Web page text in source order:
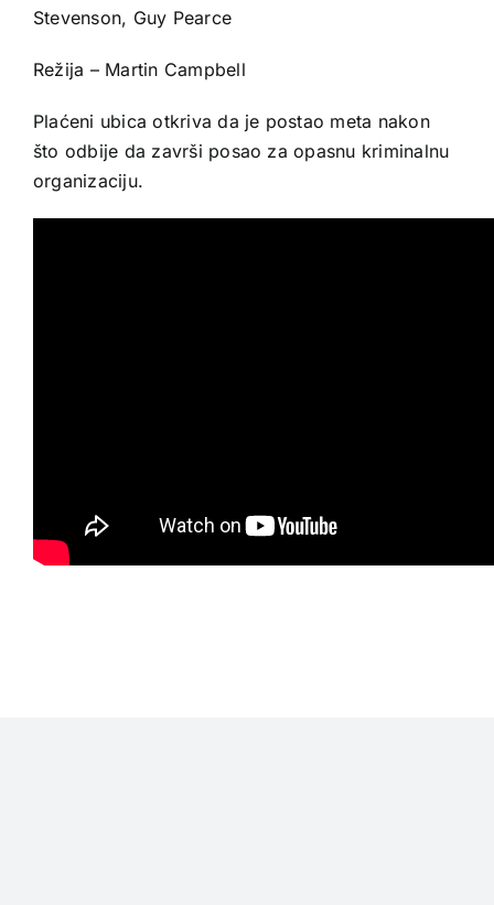
Stevenson, Guy Pearce
Režija – Martin Campbell
Plaćeni ubica otkriva da je postao meta nakon
što odbije da završi posao za opasnu kriminalnu
organizaciju.